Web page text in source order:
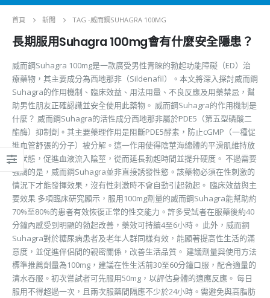
首頁 新聞 TAG -威而鋼SUHAGRA 100MG
長期服用Suhagra 100mg會有什麼安全隱患？
威而鋼Suhagra 100mg是一款廣受男性青睞的勃起功能障礙（ED）治
療藥物，其主要成分為西地那非（Sildenafil）。本文將深入探討威而鋼
Suhagra的作用機制、臨床效益、用法用量、不良反應及用藥禁忌，幫
助男性朋友正確認識並安全使用此藥物。 威而鋼Suhagra的作用機制是
什麼？ 威而鋼Suhagra的活性成分西地那非屬於PDE5（第五型磷酸二
酯酶）抑制劑。其主要藥理作用是阻斷PDE5酵素，防止cGMP（一種促
進血管舒張的分子）被分解。這一作用使得陰莖海綿體的平滑肌維持放
鬆狀態，促進血液流入陰莖，從而延長勃起時間並提升硬度。 不過需要
強調的是，威而鋼Suhagra並非直接誘發性慾。該藥物必須在性刺激的
情況下才能發揮效果，沒有性刺激時不會自動引起勃起。 臨床效益與主
要效果 多項臨床研究顯示，服用100mg劑量的威而鋼Suhagra能幫助約
70%至80%的患者有效恢復正常的性交能力。許多受試者在服藥後約40
分鐘內感受到明顯的勃起改善，藥效可持續4至6小時。 此外，威而鋼
Suhagra對於糖尿病患者及老年人群同樣有效，能顯著提高性生活的滿
意度，並促進伴侶間的親密關係，改善生活品質。 建議劑量與使用方法
標準推薦劑量為100mg，建議在性生活前30至60分鐘口服，配合適量的
清水吞服。初次嘗試者可先服用50mg，以評估身體的適應反應。 每日
服用不得超過一次，且兩次服藥間隔應不少於24小時。需避免與高脂肪